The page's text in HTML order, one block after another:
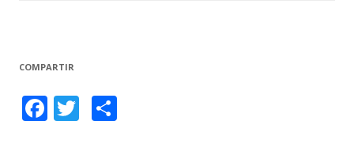
k
COMPARTIR
F T